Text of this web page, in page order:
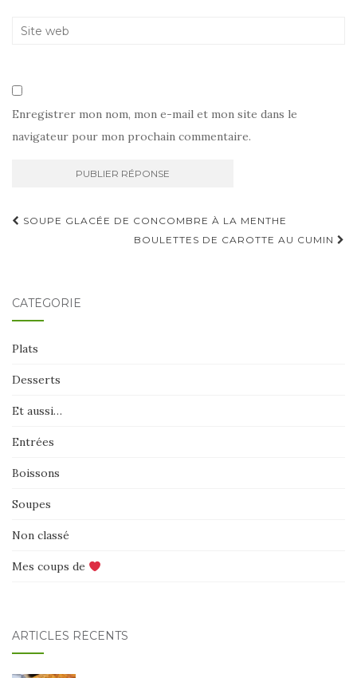
Enregistrer mon nom, mon e-mail et mon site dans le
navigateur pour mon prochain commentaire.
Navigation
SOUPE GLACÉE DE CONCOMBRE À LA MENTHE
BOULETTES DE CAROTTE AU CUMIN
CATÉGORIE
Plats
Desserts
Et aussi…
Entrées
Boissons
Soupes
Non classé
Mes coups de
ARTICLES RÉCENTS